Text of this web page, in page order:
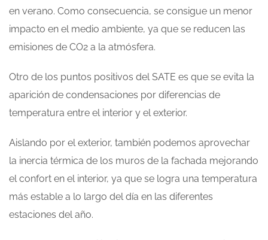
en verano. Como consecuencia, se consigue un menor
impacto en el medio ambiente, ya que se reducen las
emisiones de CO2 a la atmósfera.
Otro de los puntos positivos del SATE es que se evita la
aparición de condensaciones por diferencias de
temperatura entre el interior y el exterior.
Aislando por el exterior, también podemos aprovechar
la inercia térmica de los muros de la fachada mejorando
el confort en el interior, ya que se logra una temperatura
más estable a lo largo del día en las diferentes
estaciones del año.